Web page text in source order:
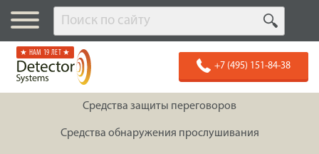
★ НАМ 19 ЛЕТ ★
+7 (495) 151-84-38
Средства защиты переговоров
Средства обнаружения прослушивания